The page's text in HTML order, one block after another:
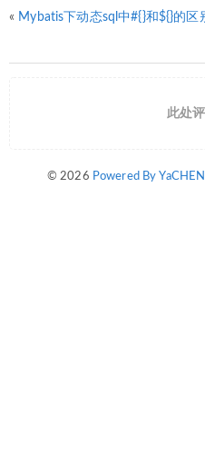
« Mybatis下动态sql中#{}和${}的区
此处
© 2026 Powered By